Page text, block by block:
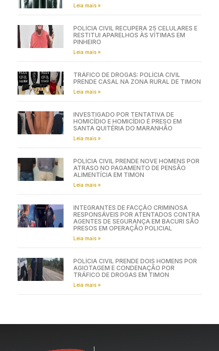
Leia mais »
POLÍCIA CIVIL RECUPERA 25 CELULARES E
RESTITUI APARELHOS ÀS VÍTIMAS EM
PINHEIRO
Leia mais »
TRÁFICO DE DROGAS: POLÍCIA CIVIL
PRENDE CASAL NA ZONA RURAL DE TIMON
Leia mais »
INVESTIGADO POR TENTATIVA DE
HOMICÍDIO E HOMICÍDIO É PRESO EM
SANTA QUITÉRIA DO MARANHÃO
Leia mais »
POLÍCIA CIVIL PRENDE NOVE HOMENS POR
ATRASO NO PAGAMENTO DE PENSÃO
ALIMENTÍCIA EM TIMON
Leia mais »
INTEGRANTES DE FACÇÃO CRIMINOSA
RESPONSÁVEIS POR ATENTADOS CONTRA
AGENTES DE SEGURANÇA EM BACURI SÃO
PRESOS EM OPERAÇÃO POLICIAL
Leia mais »
POLÍCIA CIVIL PRENDE DOIS HOMENS POR
AGIOTAGEM E CONDENAÇÃO POR
TRÁFICO DE DROGAS EM TIMON
Leia mais »